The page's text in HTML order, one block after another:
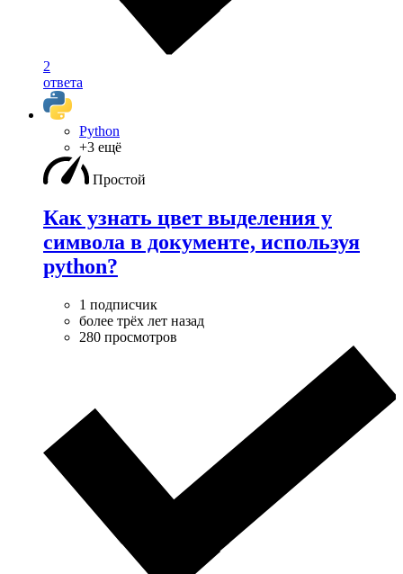
2
ответа
Python
+3 ещё
Простой
Как узнать цвет выделения у
символа в документе, используя
python?
1 подписчик
более трёх лет назад
280 просмотров